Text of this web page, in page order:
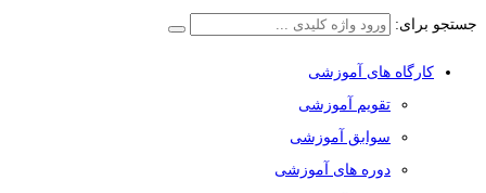
جستجو برای:
کارگاه های آموزشی
تقویم آموزشی
سوابق آموزشی
دوره های آموزشی